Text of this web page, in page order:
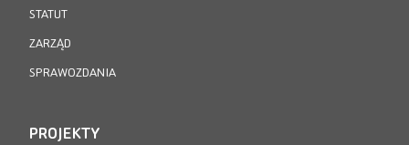
STATUT
ZARZĄD
SPRAWOZDANIA
PROJEKTY